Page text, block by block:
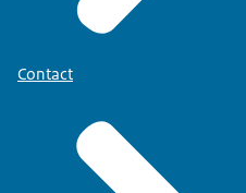
Contact